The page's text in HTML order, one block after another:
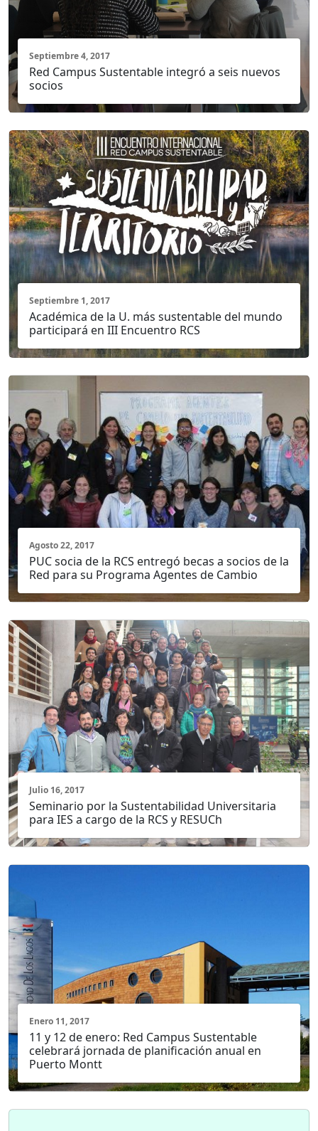
Septiembre 4, 2017
Red Campus Sustentable integró a seis nuevos
socios
Septiembre 1, 2017
Académica de la U. más sustentable del mundo
participará en III Encuentro RCS
Agosto 22, 2017
PUC socia de la RCS entregó becas a socios de la
Red para su Programa Agentes de Cambio
Julio 16, 2017
Seminario por la Sustentabilidad Universitaria
para IES a cargo de la RCS y RESUCh
Enero 11, 2017
11 y 12 de enero: Red Campus Sustentable
celebrará jornada de planificación anual en
Puerto Montt